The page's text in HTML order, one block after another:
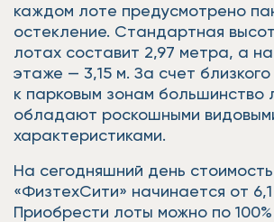
каждом лоте предусмотрено
остекление. Стандартная
лотах составит 2,97 метра, а
этаже — 3,15 м. За счет
к парковым зонам большинство
обладают роскошными
характеристиками.
На сегодняшний день
«ФизтехСити» начинается от
Приобрести лоты можно по